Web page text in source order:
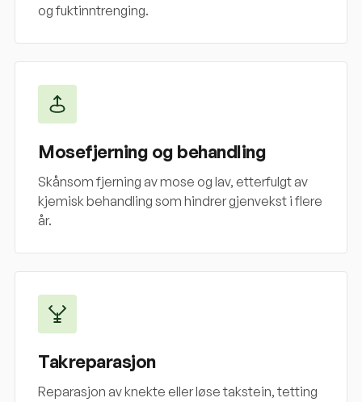
og fuktinntrenging.
Mosefjerning og behandling
Skånsom fjerning av mose og lav, etterfulgt av
kjemisk behandling som hindrer gjenvekst i flere
år.
Takreparasjon
Reparasjon av knekte eller løse takstein, tetting